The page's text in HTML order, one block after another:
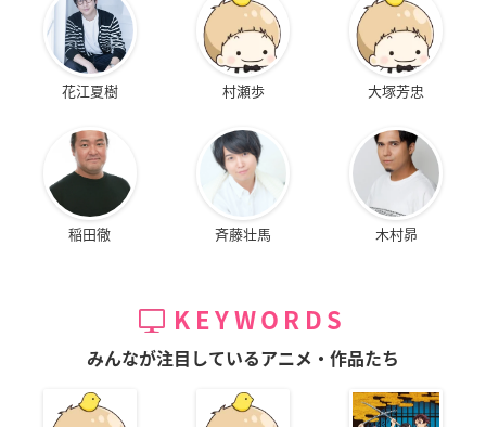
花江夏樹 村瀬歩 大塚芳忠
稲田徹 斉藤壮馬 木村昴
KEYWORDS
みんなが注目しているアニメ・作品たち